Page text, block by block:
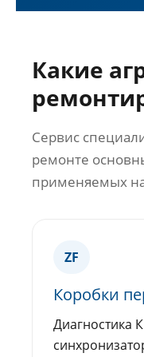
Какие
Сервис
ремонте
применяемых
ZF
Коробки
Диагностика